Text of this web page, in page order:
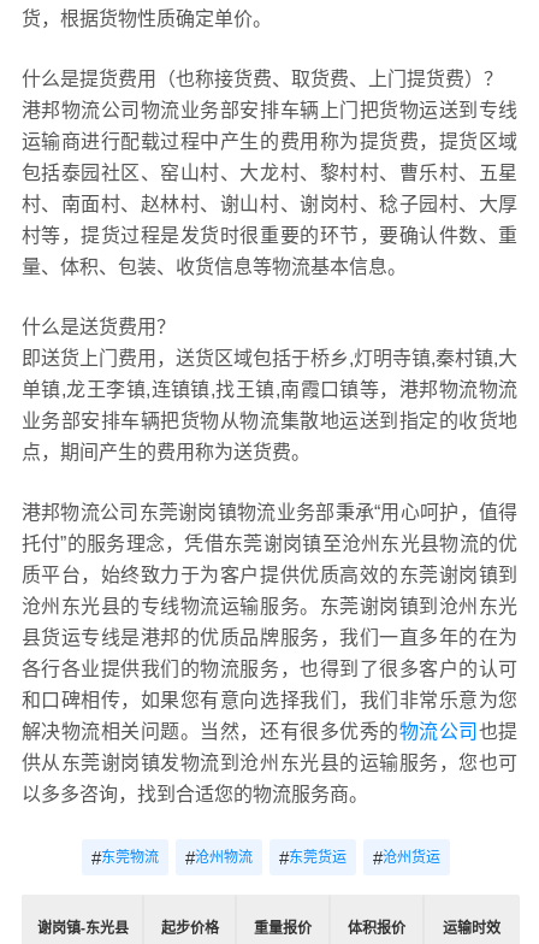
货，根据货物性质确定单价。
什么是提货费用（也称接货费、取货费、上门提货费）？
港邦物流公司物流业务部安排车辆上门把货物运送到专线
运输商进行配载过程中产生的费用称为提货费，提货区域
包括泰园社区、窑山村、大龙村、黎村村、曹乐村、五星
村、南面村、赵林村、谢山村、谢岗村、稔子园村、大厚
村等，提货过程是发货时很重要的环节，要确认件数、重
量、体积、包装、收货信息等物流基本信息。
什么是送货费用？
即送货上门费用，送货区域包括于桥乡,灯明寺镇,秦村镇,大
单镇,龙王李镇,连镇镇,找王镇,南霞口镇等，港邦物流物流
业务部安排车辆把货物从物流集散地运送到指定的收货地
点，期间产生的费用称为送货费。
港邦物流公司东莞谢岗镇物流业务部秉承“用心呵护，值得
托付”的服务理念，凭借东莞谢岗镇至沧州东光县物流的优
质平台，始终致力于为客户提供优质高效的东莞谢岗镇到
沧州东光县的专线物流运输服务。东莞谢岗镇到沧州东光
县货运专线是港邦的优质品牌服务，我们一直多年的在为
各行各业提供我们的物流服务，也得到了很多客户的认可
和口碑相传，如果您有意向选择我们，我们非常乐意为您
解决物流相关问题。当然，还有很多优秀的物流公司 也提
供从东莞谢岗镇发物流到沧州东光县的运输服务，您也可
以多多咨询，找到合适您的物流服务商。
#东莞物流 #沧州物流 #东莞货运 #沧州货运
谢岗镇-东光县 起步价格 重量报价 体积报价 运输时效